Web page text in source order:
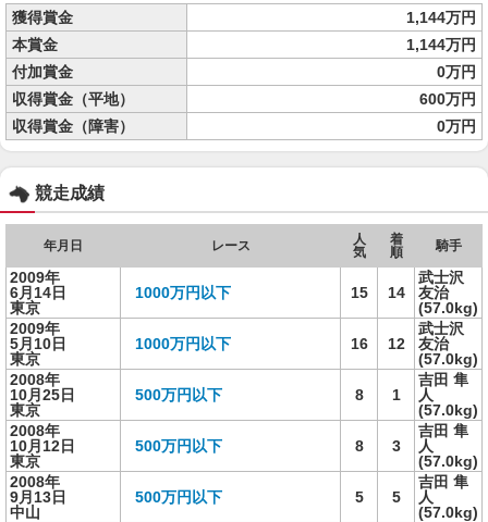
獲得賞金
1,144万円
本賞金
1,144万円
付加賞金
0万円
収得賞金（平地）
600万円
収得賞金（障害）
0万円
競走成績
年月日 レース
人
気
着
順
騎手
2009年
6月14日
東京
1000万円以下 15 14
武士沢
友治
(57.0kg)
2009年
5月10日
東京
1000万円以下 16 12
武士沢
友治
(57.0kg)
2008年
10月25日
東京
500万円以下 8 1
吉田 隼
人
(57.0kg)
2008年
10月12日
東京
500万円以下 8 3
吉田 隼
人
(57.0kg)
2008年
9月13日
中山
500万円以下 5 5
吉田 隼
人
(57.0kg)